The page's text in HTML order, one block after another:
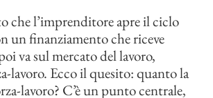
che l’imprenditore apre il ciclo
un finanziamento che riceve
va sul mercato del lavoro,
lavoro. Ecco il quesito: quanto la
lavoro? C’è un punto centrale,